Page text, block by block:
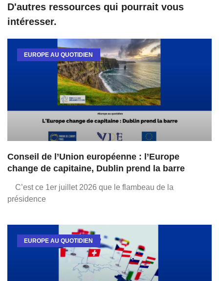
D'autres ressources qui pourrait vous
intéresser.
EUROPE AU QUOTIDIEN
Conseil de l’Union européenne : l’Europe
change de capitaine, Dublin prend la barre
C’est ce 1er juillet 2026 que le flambeau de la
présidence
EUROPE AU QUOTIDIEN